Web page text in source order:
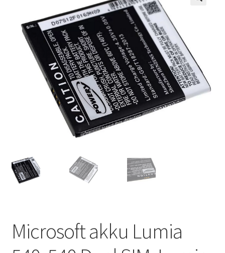
POISTUVAT TUOTTEET
Microsoft akku Lumia